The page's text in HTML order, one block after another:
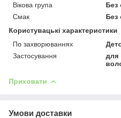
Вікова група
Без
Смак
Без
Користувацькі характеристики
По захворюваннях
Застосування
для
Приховати
Умови доставки